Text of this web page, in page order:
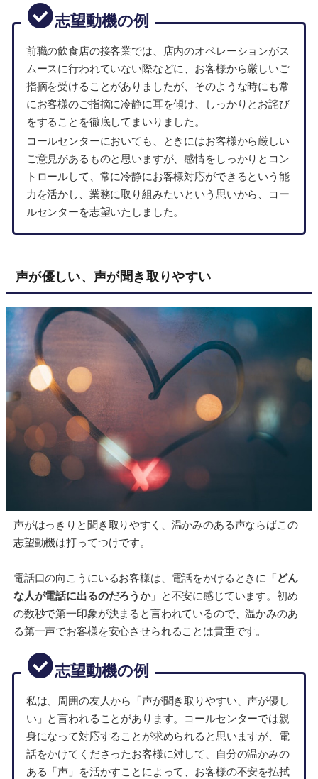
志望動機の例
前職の飲食店の接客業では、店内のオペレーションがス
ムースに行われていない際などに、お客様から厳しいご
指摘を受けることがありましたが、そのような時にも常
にお客様のご指摘に冷静に耳を傾け、しっかりとお詫び
をすることを徹底してまいりました。
コールセンターにおいても、ときにはお客様から厳しい
ご意見があるものと思いますが、感情をしっかりとコン
トロールして、常に冷静にお客様対応ができるという能
力を活かし、業務に取り組みたいという思いから、コー
ルセンターを志望いたしました。
声が優しい、声が聞き取りやすい
声がはっきりと聞き取りやすく、温かみのある声ならばこの
志望動機は打ってつけです。
電話口の向こうにいるお客様は、電話をかけるときに
「どん
な人が電話に出るのだろうか」 と不安に感じています。初め
の数秒で第一印象が決まると言われているので、温かみのあ
る第一声でお客様を安心させられることは貴重です。
志望動機の例
私は、周囲の友人から「声が聞き取りやすい、声が優し
い」と言われることがあります。コールセンターでは親
身になって対応することが求められると思いますが、電
話をかけてくださったお客様に対して、自分の温かみの
ある「声」を活かすことによって、お客様の不安を払拭